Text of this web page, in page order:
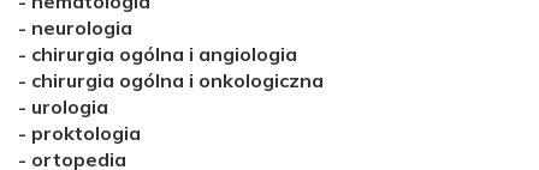
- neurologia
- chirurgia ogólna i angiologia
- chirurgia ogólna i onkologiczna
- urologia
- proktologia
- ortopedia